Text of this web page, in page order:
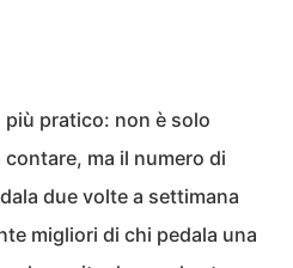
più pratico: non è solo
ma il numero di
due volte a settimana
migliori di chi pedala una